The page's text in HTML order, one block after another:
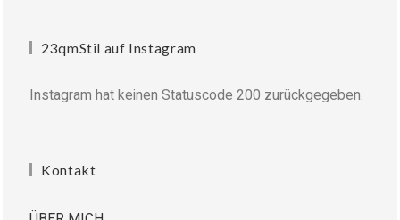
23qmStil auf Instagram
Instagram hat keinen Statuscode 200 zurückgegeben.
Kontakt